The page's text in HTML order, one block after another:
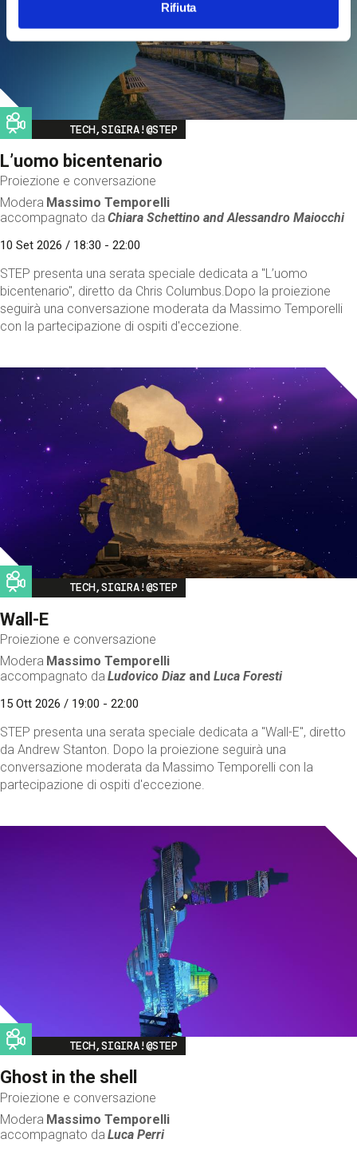
Rifiuta
Image
TECH,SIGIRA!@STEP
L’uomo bicentenario
Proiezione e conversazione
Modera Massimo Temporelli
accompagnato da Chiara Schettino andAlessandro Maiocchi
10 Set 2026 / 18:30 - 22:00
STEP presenta una serata speciale dedicata a "L’uomo
bicentenario", diretto da Chris Columbus.Dopo la proiezione
seguirà una conversazione moderata da Massimo Temporelli
con la partecipazione di ospiti d'eccezione.
Image
TECH,SIGIRA!@STEP
Wall-E
Proiezione e conversazione
Modera Massimo Temporelli
accompagnato da Ludovico Diaz andLuca Foresti
15 Ott 2026 / 19:00 - 22:00
STEP presenta una serata speciale dedicata a "Wall-E", diretto
da Andrew Stanton. Dopo la proiezione seguirà una
conversazione moderata da Massimo Temporelli con la
partecipazione di ospiti d'eccezione.
Image
TECH,SIGIRA!@STEP
Ghost in the shell
Proiezione e conversazione
Modera Massimo Temporelli
accompagnato da Luca Perri